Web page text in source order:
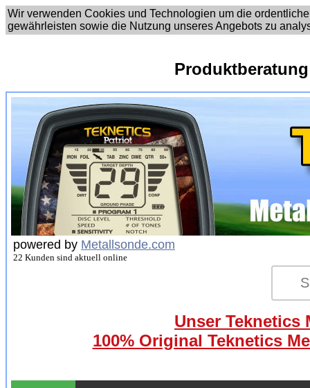
Wir verwenden Cookies und Technologien um die
gewährleisten sowie die Nutzung unseres Angebots zu
powered by Metallsonde.com
22 Kunden sind aktuell online
Unser Teknetics
100% Original Teknetics